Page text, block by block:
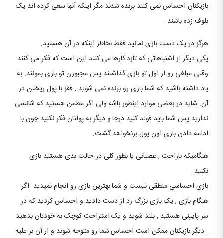
بازیکنان احساس نمی کنند برنده شدند مگر اینکه آنها سعی کرده اند یک
بلوف زده باشند.
هرگز در یک دست بازی نمانید فقط بخاطر اینکه در آن هستید.
یکی دیگر از اشتباهاتی که تازه کارها می کنند این است که فکر می کنند
وقتی مبلغی رو از اول تو بازی گذاشتند پس مجبورن تو بازی بمونند. به
یاد داشته باشید که شما بازی رو برنده نمی شوید , فقز با پول ریختن در
آن. شاید در بعضی موارد اینطور باشه ولی اگر مطمن هستید که شانسی
ندارید پس شما باید فولد کنید درجا و دیگر به پولتان فکر نکنید چون با
ادامه دادن بازی اون پول برنخواهد گشت.
هنگامیکه ناراحت , عصبانی یا بطور کلی در حالت بدی هستید بازی
نکنید.
بازی احساسی منطقی نیست و شما بهترین بازی رو انجام نمیدید .اگر
هنگام بازی , یک بازی بزرگ رد از دست دادید و احساس کردید که در
سر پایینی هستید , بلند شوید و یک استراحت کوچک به خودتان بدهید
. دیگر بازیکنان ممکن است احساس شما رو متوجه شوند و ار آن بر علیه